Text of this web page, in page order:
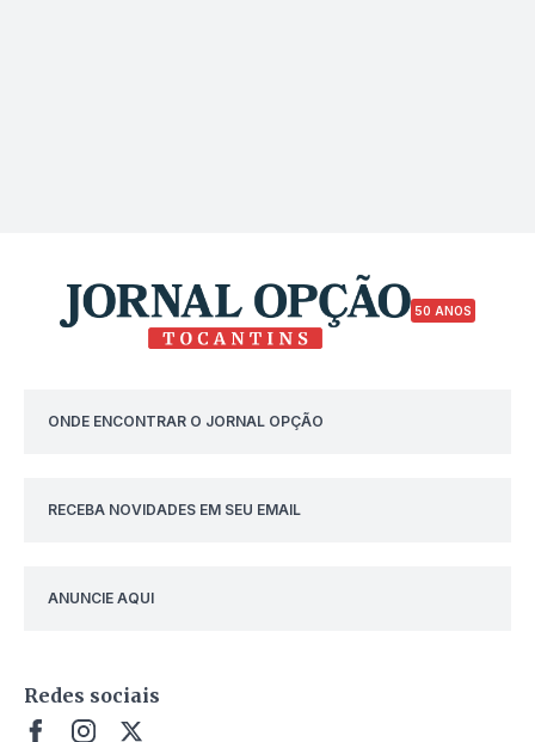
50 ANOS
ONDE ENCONTRAR O JORNAL OPÇÃO
RECEBA NOVIDADES EM SEU EMAIL
ANUNCIE AQUI
Redes sociais